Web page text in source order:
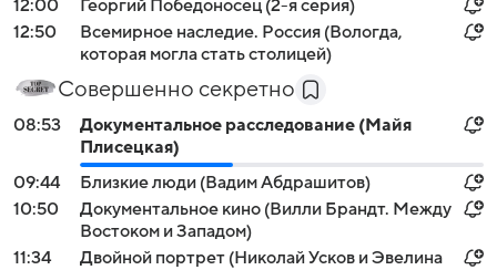
12:00
Георгий Победоносец (2-я серия)
12:50
Всемирное наследие. Россия (Вологда,
которая могла стать столицей)
Совершенно секретно
08:53
Документальное расследование (Майя
Плисецкая)
09:44
Близкие люди (Вадим Абдрашитов)
10:50
Документальное кино (Вилли Брандт. Между
Востоком и Западом)
11:34
Двойной портрет (Николай Усков и Эвелина